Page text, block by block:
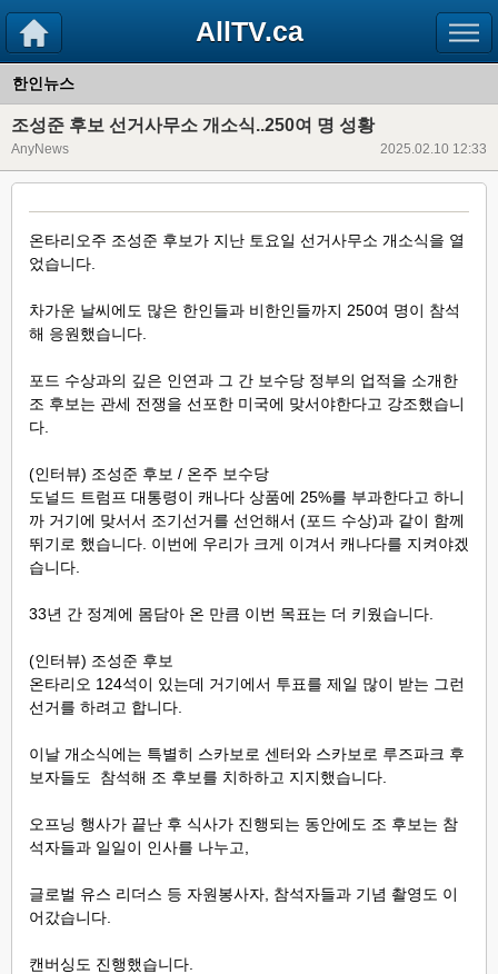
AllTV.ca
한인뉴스
조성준 후보 선거사무소 개소식..250여 명 성황
AnyNews 2025.02.10 12:33
온타리오주 조성준 후보가 지난 토요일 선거사무소 개소식을 열
었습니다.
차가운 날씨에도 많은 한인들과 비한인들까지 250여 명이 참석
해 응원했습니다.
포드 수상과의 깊은 인연과 그 간 보수당 정부의 업적을 소개한
조 후보는 관세 전쟁을 선포한 미국에 맞서야한다고 강조했습니
다.
(인터뷰) 조성준 후보 / 온주 보수당
도널드 트럼프 대통령이 캐나다 상품에 25%를 부과한다고 하니
까 거기에 맞서서 조기선거를 선언해서 (포드 수상)과 같이 함께
뛰기로 했습니다. 이번에 우리가 크게 이겨서 캐나다를 지켜야겠
습니다.
33년 간 정계에 몸담아 온 만큼 이번 목표는 더 키웠습니다.
(인터뷰) 조성준 후보
온타리오 124석이 있는데 거기에서 투표를 제일 많이 받는 그런
선거를 하려고 합니다.
이날 개소식에는 특별히 스카보로 센터와 스카보로 루즈파크 후
보자들도 참석해 조 후보를 치하하고 지지했습니다.
오프닝 행사가 끝난 후 식사가 진행되는 동안에도 조 후보는 참
석자들과 일일이 인사를 나누고,
글로벌 유스 리더스 등 자원봉사자, 참석자들과 기념 촬영도 이
어갔습니다.
캔버싱도 진행했습니다.